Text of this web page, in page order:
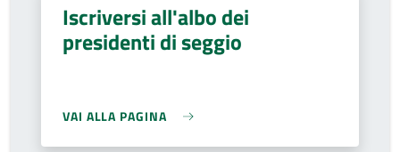
Iscriversi all'albo dei
presidenti di seggio
VAI ALLA PAGINA